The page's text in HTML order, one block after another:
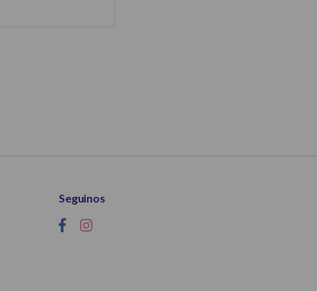
Seguinos